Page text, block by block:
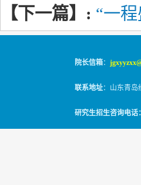
【下一篇】: “一
院长信箱：
联系地址：山东青岛
研究生招生咨询电话：